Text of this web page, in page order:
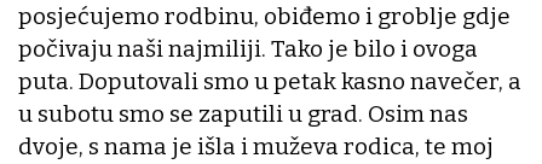
posjećujemo rodbinu, obiđemo i groblje gdje
počivaju naši najmiliji. Tako je bilo i ovoga
puta. Doputovali smo u petak kasno navečer, a
u subotu smo se zaputili u grad. Osim nas
dvoje, s nama je išla i muževa rodica, te moj